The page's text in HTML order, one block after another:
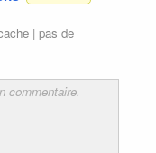
| pas de